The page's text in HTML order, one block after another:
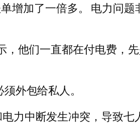
增加了一倍多。 电力问
，他们一直都在付电费
外包给私人。
力中断发生冲突，导致七